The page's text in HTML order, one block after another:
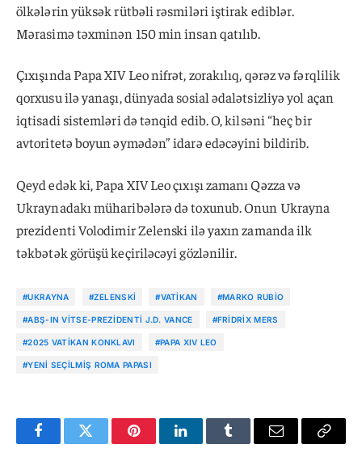
ölkələrin yüksək rütbəli rəsmiləri iştirak ediblər.
Mərasimə təxminən 150 min insan qatılıb.
Çıxışında Papa XIV Leo nifrət, zorakılıq, qərəz və fərqlilik
qorxusu ilə yanaşı, dünyada sosial ədalətsizliyə yol açan
iqtisadi sistemləri də tənqid edib. O, kilsəni “heç bir
avtoritetə boyun əymədən” idarə edəcəyini bildirib.
Qeyd edək ki, Papa XIV Leo çıxışı zamanı Qəzza və
Ukraynadakı müharibələrə də toxunub. Onun Ukrayna
prezidenti Volodimir Zelenski ilə yaxın zamanda ilk
təkbətək görüşü keçiriləcəyi gözlənilir.
#UKRAYNA #ZELENSKI #VATIKAN #MARKO RUBIO
#ABŞ-IN VITSE-PREZIDENTI J.D. VANCE #FRIDRIX MERS
#2025 VATIKAN KONKLAVI #PAPA XIV LEO
#YENI SEÇILMIŞ ROMA PAPASI
FacebookTwitter PinterestLinkedInTumblr Email
Copy